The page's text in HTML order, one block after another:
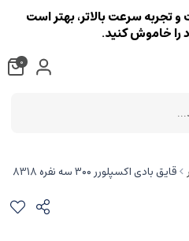
قایق بادی اکسپلورر ۳۰۰ سه نفره intex 58318
و تجربه سرعت بالاتر، بهتر است
خاموش کنید.
0